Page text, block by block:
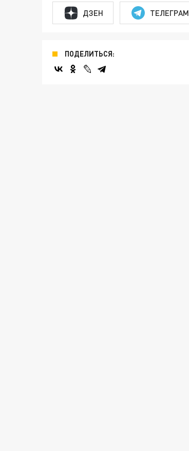
ДЗЕН ТЕЛЕГРАМ
ПОДЕЛИТЬСЯ: